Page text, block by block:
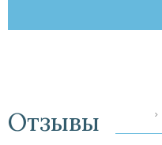
Отзывы ‹